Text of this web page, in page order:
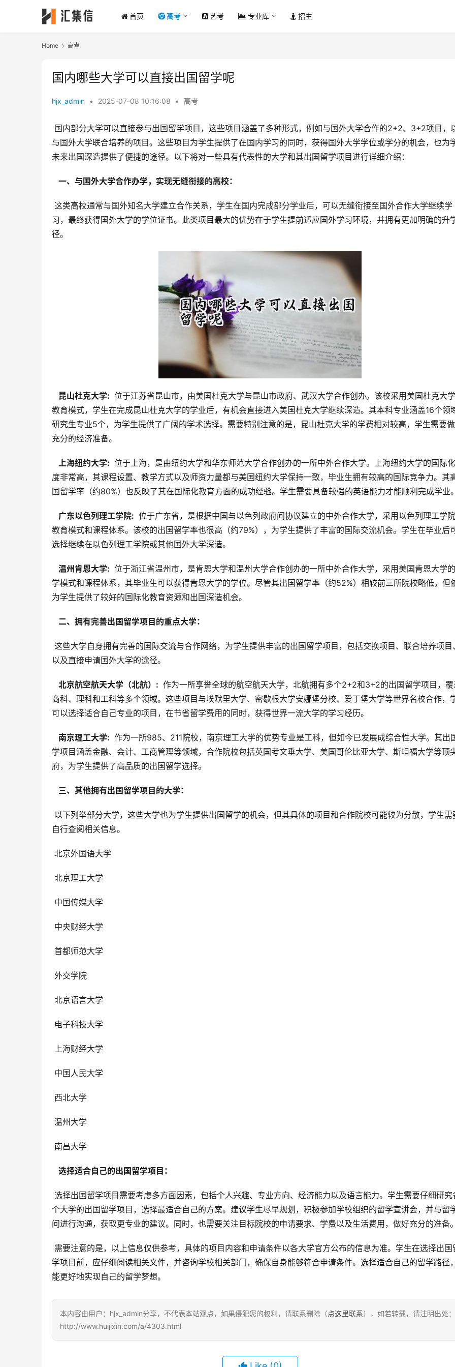
首页 高考 艺考 专业库 招生
Home 高考
国内哪些大学可以直接出国留学呢
hjx_admin • 2025-07-08 10:16:08 • 高考
与国外大学联合培养的项目。这些项目为学生提供了在国内学习的同时，获得国外大学学位或学分的机会，也为
未来出国深造提供了便捷的途径。以下将对一些具有代表性的大学和其出国留学项目进行详细介绍：
  一、与国外大学合作办学，实现无缝衔接的高校：
习，最终获得国外大学的学位证书。此类项目最大的优势在于学生提前适应国外学习环境，并拥有更加明确的升
径。
  昆山杜克大学:
位于江苏省昆山市，由美国杜克大学与昆山市政府、武汉大学合作创办。该校采用美国杜克大
教育模式，学生在完成昆山杜克大学的学业后，有机会直接进入美国杜克大学继续深造。其本科专业涵盖16个领
研究生专业5个，为学生提供了广阔的学术选择。需要特别注意的是，昆山杜克大学的学费相对较高，学生需要
充分的经济准备。
  上海纽约大学:
位于上海，是由纽约大学和华东师范大学合作创办的一所中外合作大学。上海纽约大学的国际
度非常高，其课程设置、教学方式以及师资力量都与美国纽约大学保持一致，毕业生拥有较高的国际竞争力。其
国留学率（约80%）也反映了其在国际化教育方面的成功经验。学生需要具备较强的英语能力才能顺利完成学业。
  广东以色列理工学院:
位于广东省，是根据中国与以色列政府间协议建立的中外合作大学，采用以色列理工学
教育模式和课程体系。该校的出国留学率也很高（约79%），为学生提供了丰富的国际交流机会。学生在毕业后
选择继续在以色列理工学院或其他国外大学深造。
  温州肯恩大学:
位于浙江省温州市，是肯恩大学和温州大学合作创办的一所中外合作大学，采用美国肯恩大学
学模式和课程体系，其毕业生可以获得肯恩大学的学位。尽管其出国留学率（约52%）相较前三所院校略低，但
为学生提供了较好的国际化教育资源和出国深造机会。
  二、拥有完善出国留学项目的重点大学：
以及直接申请国外大学的途径。
  北京航空航天大学（北航）:
作为一所享誉全球的航空航天大学，北航拥有多个2+2和3+2的出国留学项目，覆
商科、理科和工科等多个领域。这些项目与埃默里大学、密歇根大学安娜堡分校、爱丁堡大学等世界名校合作，
可以选择适合自己专业的项目，在节省留学费用的同时，获得世界一流大学的学习经历。
  南京理工大学:
作为一所985、211院校，南京理工大学的优势专业是工科，但如今已发展成综合性大学。其出
学项目涵盖金融、会计、工商管理等领域，合作院校包括英国考文垂大学、美国哥伦比亚大学、斯坦福大学等顶
府，为学生提供了高品质的出国留学选择。
  三、其他拥有出国留学项目的大学：
自行查阅相关信息。
北京外国语大学
北京理工大学
中国传媒大学
中央财经大学
首都师范大学
外交学院
北京语言大学
电子科技大学
上海财经大学
中国人民大学
西北大学
温州大学
南昌大学
  选择适合自己的出国留学项目：
个大学的出国留学项目，选择最适合自己的方案。建议学生尽早规划，积极参加学校组织的留学宣讲会，并与留
问进行沟通，获取更专业的建议。同时，也需要关注目标院校的申请要求、学费以及生活费用，做好充分的准备。
学项目前，应仔细阅读相关文件，并咨询学校相关部门，确保自身能够符合申请条件。选择适合自己的留学路径
能更好地实现自己的留学梦想。
本内容由用户：hjx_admin分享，不代表本站观点，如果侵犯您的权利，请联系删除（点这里联系），如若转载，请注明出处：
http://www.huijixin.com/a/4303.html